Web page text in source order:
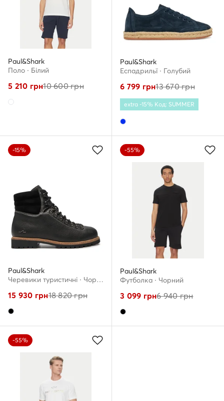
Paul&Shark
Поло · Білий
5 210 грн10 600грн
Paul&Shark
Еспадрильї · Голубий
6 799 грн13 670грн
extra -15% Код: SUMMER
-15%
Paul&Shark
Черевики туристичні · Чорний
15 930 грн18 820грн
-55%
Paul&Shark
Футболка · Чорний
3 099 грн6 940грн
-55%